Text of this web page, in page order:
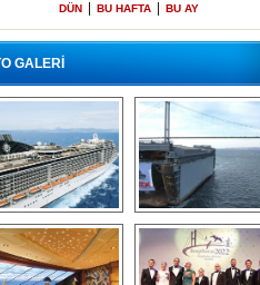
DÜN BU HAFTA BU AY
GALERİ
içinde gemi”
ile MSC
Splendida
Dünyada tek!
Denizaltı yüzer
havuzu intikal
seyrine başladı